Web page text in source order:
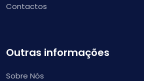
Contactos
Outras informações
Sobre Nós